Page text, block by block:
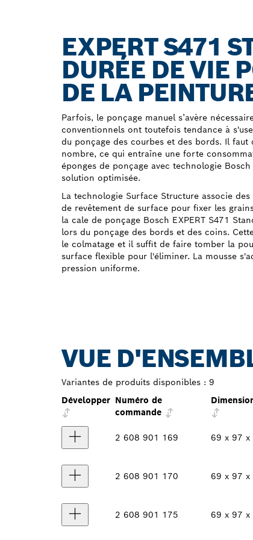
EXPERT S471
DURÉE DE VIE
DE LA
Parfois, le ponçage manuel s’avère
conventionnels ont toutefois tendance à
du ponçage des courbes et des bords. Il
nombre, ce qui entraîne une forte
éponges de ponçage avec technologie
solution optimisée.
La technologie Surface Structure associe
de revêtement de surface pour fixer les
la cale de ponçage Bosch EXPERT S471
lors du ponçage des bords et des coins.
le colmatage et il suffit de faire tomber la
surface flexible pour l'éliminer. La mousse
pression uniforme.
VUE
Variantes de produits disponibles : 9
Développer Numéro de
commande
2 608 901 169 69 x 97 x
2 608 901 170 69 x 97 x
2 608 901 175 69 x 97 x